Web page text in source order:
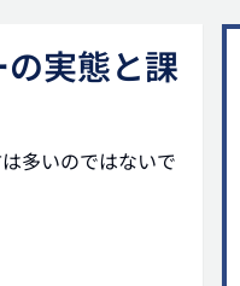
不動産管理会社
実態と課
多いのではないで